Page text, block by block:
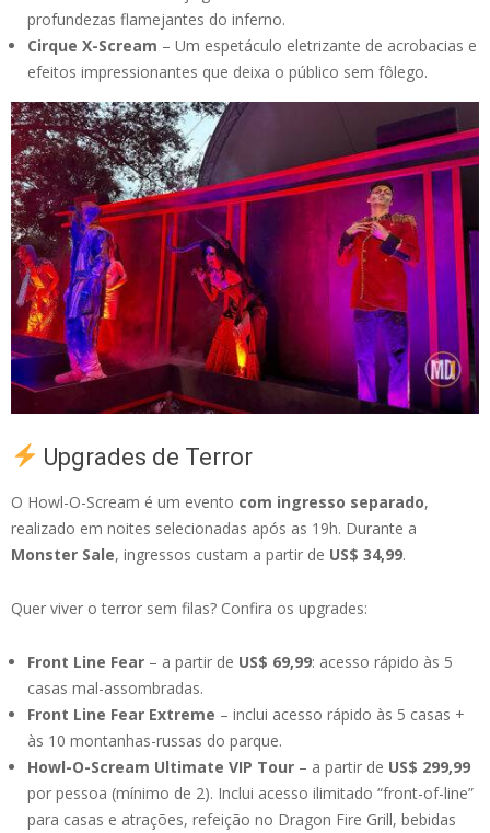
profundezas flamejantes do inferno.
Cirque X-Scream – Um espetáculo eletrizante de acrobacias e
efeitos impressionantes que deixa o público sem fôlego.
Upgrades de Terror
O Howl-O-Scream é um evento com ingresso separado,
realizado em noites selecionadas após as 19h. Durante a
Monster Sale, ingressos custam a partir de US$ 34,99.
Quer viver o terror sem filas? Confira os upgrades:
Front Line Fear – a partir de US$ 69,99: acesso rápido às 5
casas mal-assombradas.
Front Line Fear Extreme – inclui acesso rápido às 5 casas +
às 10 montanhas-russas do parque.
Howl-O-Scream Ultimate VIP Tour – a partir de US$ 299,99
por pessoa (mínimo de 2). Inclui acesso ilimitado “front-of-line”
para casas e atrações, refeição no Dragon Fire Grill, bebidas